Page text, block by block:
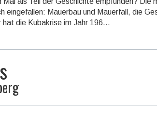
eingefallen: Mauerbau und Mauerfall, die
die Kubakrise im Jahr 196...